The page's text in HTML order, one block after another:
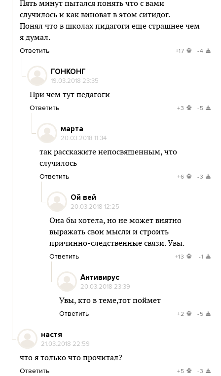
Пять минут пытался понять что с вами
случилось и как виноват в этом ситидог.
Понял что в школах пидагоги еще страшнее чем
я думал.
Ответить +17 -4
ГОНКОНГ
19.03.2018 23:35
При чем тут педагоги
Ответить +3 -5
марта
20.03.2018 11:34
так расскажите непосвященным, что
случилось
Ответить +6 -3
Ой вей
20.03.2018 12:25
Она бы хотела, но не может внятно
выражать свои мысли и строить
причинно-следственные связи. Увы.
Ответить +13 -1
Антивирус
20.03.2018 23:39
Увы, кто в теме,тот поймет
Ответить +2 -5
настя
21.03.2018 22:59
что я только что прочитал?
Ответить +5 -3